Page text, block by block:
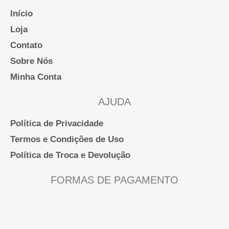
Início
Loja
Contato
Sobre Nós
Minha Conta
AJUDA
Política de Privacidade
Termos e Condições de Uso
Política de Troca e Devolução
FORMAS DE PAGAMENTO